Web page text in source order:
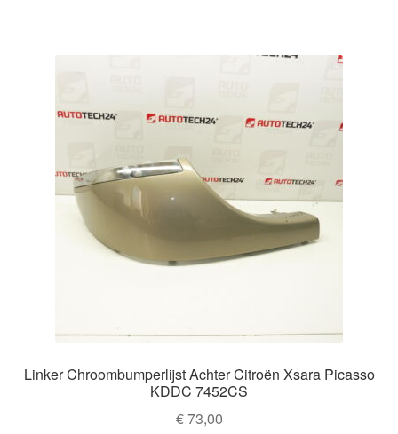
Linker Chroombumperlijst Achter Citroën Xsara Picasso
KDDC 7452CS
€73,00